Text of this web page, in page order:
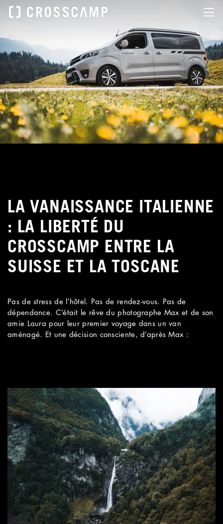
LA VANAISSANCE ITALIENNE
: LA LIBERTÉ DU
CROSSCAMP ENTRE LA
SUISSE ET LA TOSCANE
Pas de stress de l’hôtel. Pas de rendez-vous. Pas de
dépendance. C’était le rêve du photographe Max et de son
amie Laura pour leur premier voyage dans un van
aménagé. Et une décision consciente, d’après Max :